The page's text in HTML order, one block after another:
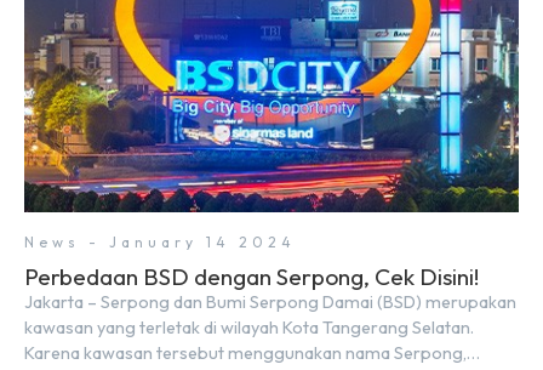
News - January 14 2024
Perbedaan BSD dengan Serpong, Cek Disini!
Jakarta – Serpong dan Bumi Serpong Damai (BSD) merupakan
kawasan yang terletak di wilayah Kota Tangerang Selatan.
Karena kawasan tersebut menggunakan nama Serpong,